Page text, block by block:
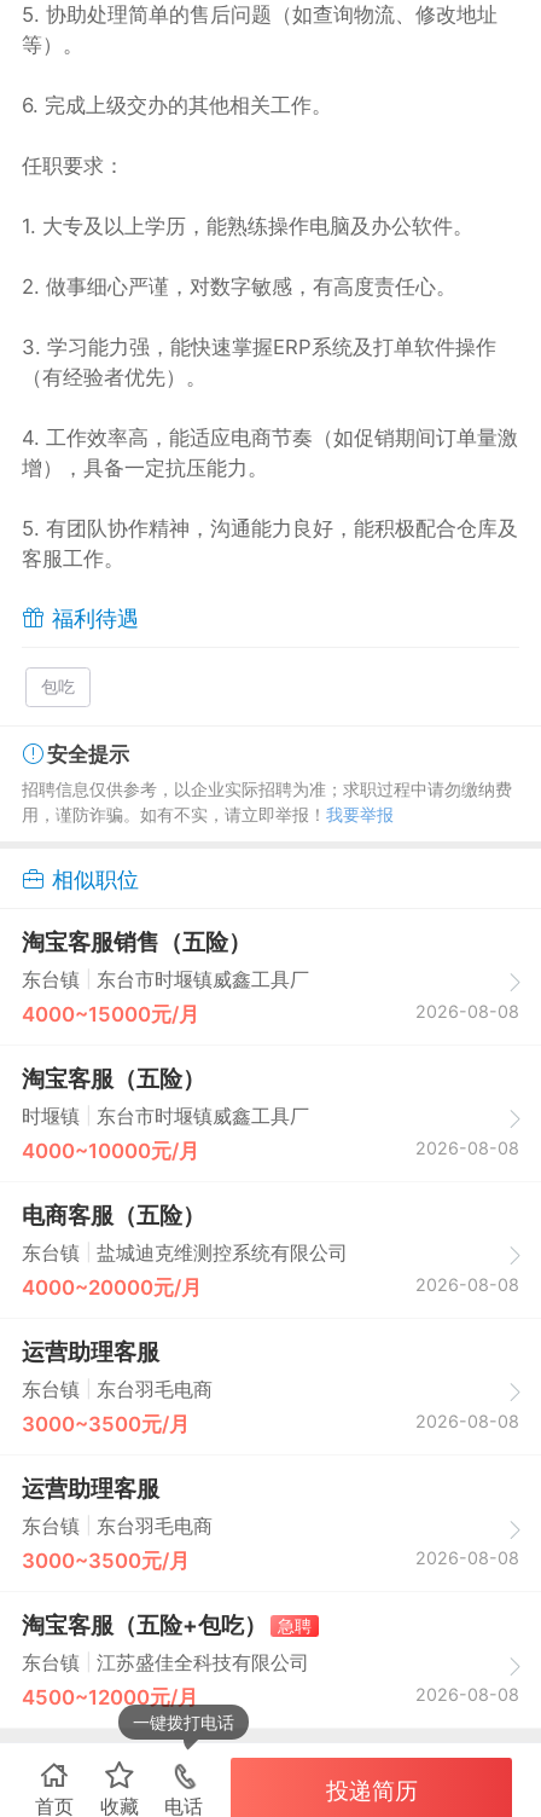
5. 协助处理简单的售后问题（如查询物流、修改地址
等）。
6. 完成上级交办的其他相关工作。
任职要求：
1. 大专及以上学历，能熟练操作电脑及办公软件。
2. 做事细心严谨，对数字敏感，有高度责任心。
3. 学习能力强，能快速掌握ERP系统及打单软件操作
（有经验者优先）。
4. 工作效率高，能适应电商节奏（如促销期间订单量激
增），具备一定抗压能力。
5. 有团队协作精神，沟通能力良好，能积极配合仓库及
客服工作。
福利待遇
包吃
安全提示
招聘信息仅供参考，以企业实际招聘为准；求职过程中请勿缴纳费
用，谨防诈骗。如有不实，请立即举报！ 我要举报
相似职位
淘宝客服销售（五险）
东台镇 东台市时堰镇威鑫工具厂
4000~15000元/月 2026-08-08
淘宝客服（五险）
时堰镇 东台市时堰镇威鑫工具厂
4000~10000元/月 2026-08-08
电商客服（五险）
东台镇 盐城迪克维测控系统有限公司
4000~20000元/月 2026-08-08
运营助理客服
东台镇 东台羽毛电商
3000~3500元/月 2026-08-08
运营助理客服
东台镇 东台羽毛电商
3000~3500元/月 2026-08-08
淘宝客服（五险+包吃）
急聘
东台镇
江苏盛佳全科技有限公司
4500~12000元/月 2026-08-08
首页 收藏 电话
一键拨打电话
投递简历